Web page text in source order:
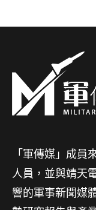
「軍傳媒」成
人員，並與靖天
響的軍事新聞媒